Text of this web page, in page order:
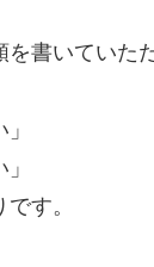
書いていた
す。